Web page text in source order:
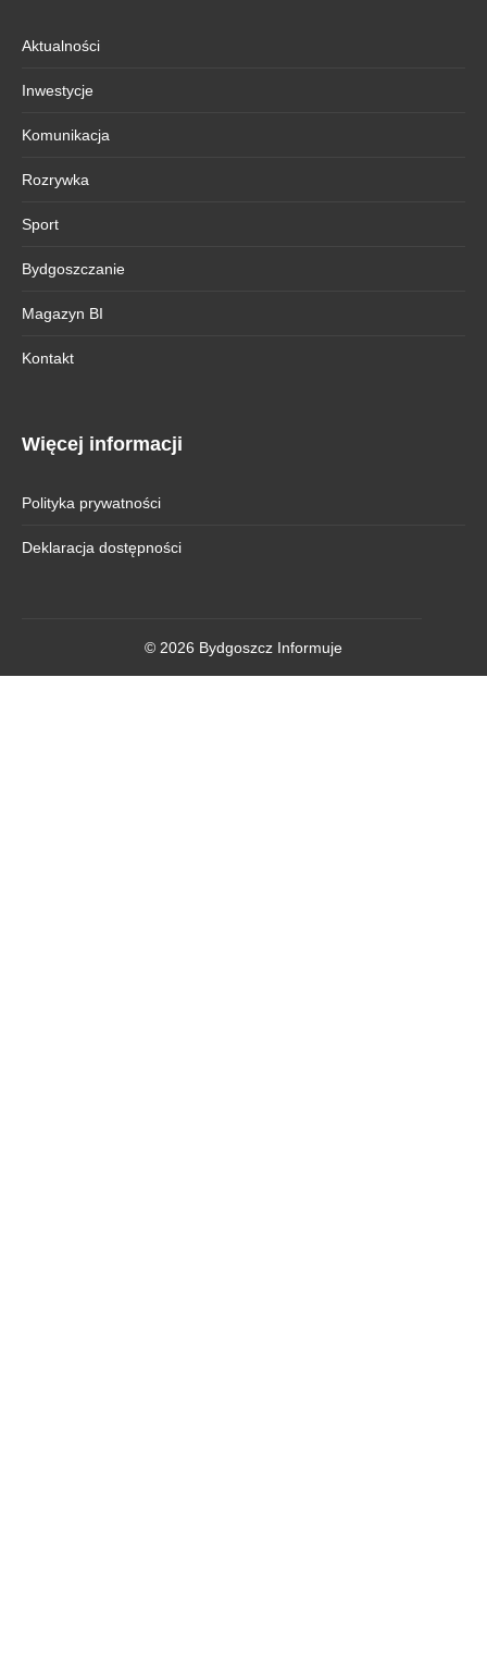
Aktualności
Inwestycje
Komunikacja
Rozrywka
Sport
Bydgoszczanie
Magazyn BI
Kontakt
Więcej informacji
Polityka prywatności
Deklaracja dostępności
© 2026 Bydgoszcz Informuje